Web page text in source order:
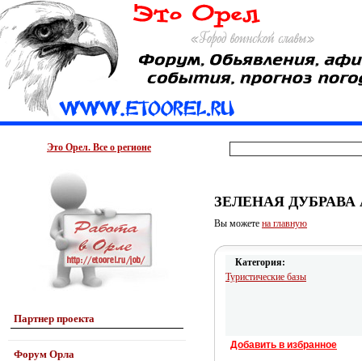
Это Орел. Все о регионе
Партнер проекта
Форум Орла
ЗЕЛЕНАЯ ДУБРАВА
Вы можете на главную
Категория:
Туристические базы
Добавить в избранное